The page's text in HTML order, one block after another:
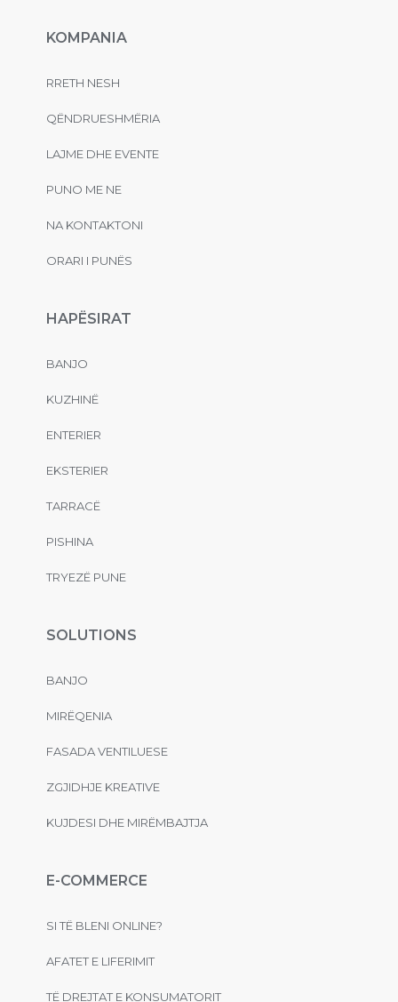
KOMPANIA
RRETH NESH
QËNDRUESHMËRIA
LAJME DHE EVENTE
PUNO ME NE
NA KONTAKTONI
ORARI I PUNËS
HAPËSIRAT
BANJO
KUZHINË
ENTERIER
EKSTERIER
TARRACË
PISHINA
TRYEZË PUNE
SOLUTIONS
BANJO
MIRËQENIA
FASADA VENTILUESE
ZGJIDHJE KREATIVE
KUJDESI DHE MIRËMBAJTJA
E-COMMERCE
SI TË BLENI ONLINE?
AFATET E LIFERIMIT
TË DREJTAT E KONSUMATORIT